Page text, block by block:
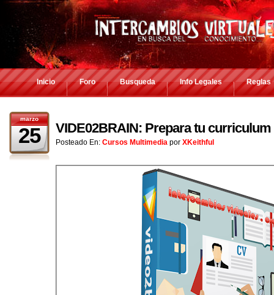
Inicio Foro Busqueda Info Legales Reglas
marzo
25 VIDE02BRAIN: Prepara tu curriculum
Posteado En: Cursos Multimedia por XKeithful